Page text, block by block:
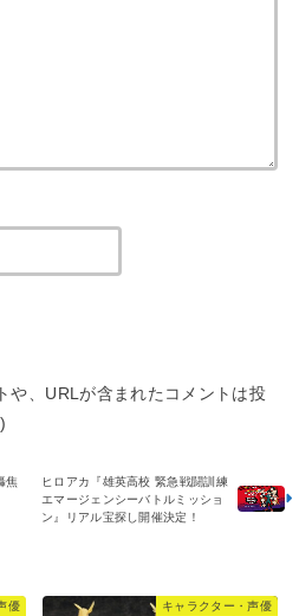
や、URLが含まれたコメントは投
ヒロアカ『雄英高校 緊急戦闘訓練
エマージェンシーバトルミッショ
ン』リアル宝探し開催決定！
焦
優 キャラクター・声優